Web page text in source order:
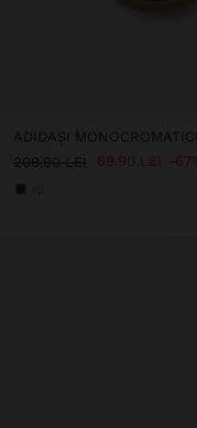
ADIDAȘI MONOCROMATICI
209.90 LEI
69.90 LEI 67%